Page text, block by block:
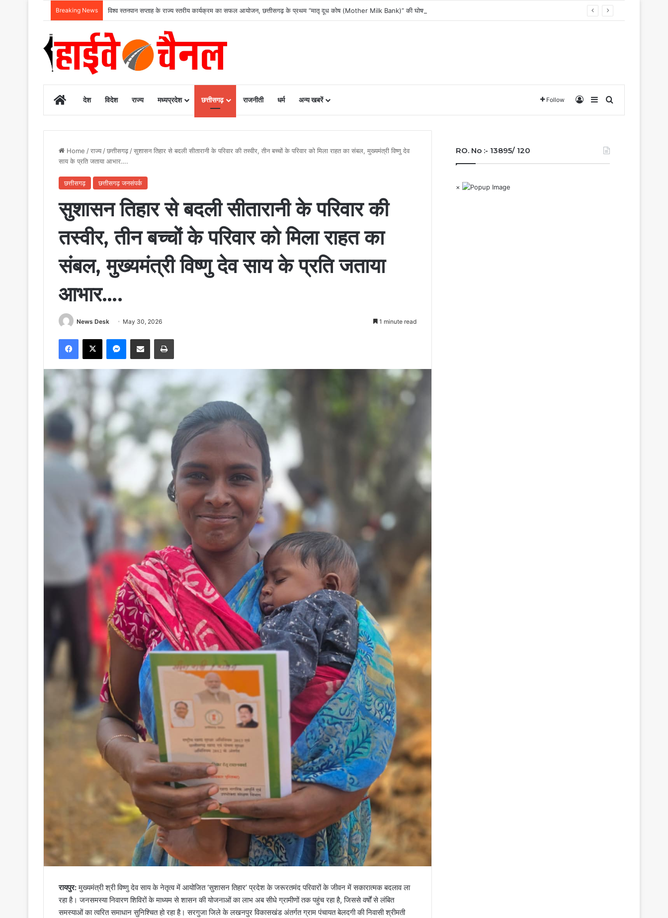
Breaking News विश्व स्तनपान सप्ताह के राज्य स्तरीय कार्यक्रम का सफल आयोजन, छत्तीसगढ़ के प्रथम “मातृ दूध कोष (Mother Milk Bank)” की घोषणा……
Homeदेश विदेश राज्य मध्यप्रदेश छत्तीसगढ़ राजनीती धर्म अन्य खबरें Follow Log InSidebar
Home /राज्य /छत्तीसगढ़ /सुशासन तिहार से बदली सीतारानी के परिवार की तस्वीर, तीन बच्चों के परिवार को मिला राहत का संबल, मुख्यमंत्री विष्णु देव
साय के प्रति जताया आभार….
छत्तीसगढ़ छत्तीसगढ़ जनसंपर्क
सुशासन तिहार से बदली सीतारानी के परिवार की
तस्वीर, तीन बच्चों के परिवार को मिला राहत का
संबल, मुख्यमंत्री विष्णु देव साय के प्रति जताया
आभार….
News Desk May 30, 2026 1 minute read
Facebook
X Messenger
Share via Email Print
रायपुर:मुख्यमंत्री श्री विष्णु देव साय के नेतृत्व में आयोजित ‘सुशासन तिहार’ प्रदेश के जरूरतमंद परिवारों के जीवन में सकारात्मक बदलाव ला
रहा है। जनसमस्या निवारण शिविरों के माध्यम से शासन की योजनाओं का लाभ अब सीधे ग्रामीणों तक पहुंच रहा है, जिससे वर्षों से लंबित
समस्याओं का त्वरित समाधान सुनिश्चित हो रहा है। सरगुजा जिले के लखनपुर विकासखंड अंतर्गत ग्राम पंचायत बेलदगी की निवासी श्रीमती
RO. No :- 13895/ 120
×